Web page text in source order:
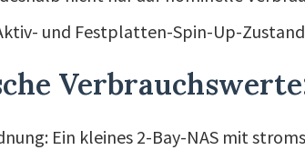
und Festplatten-Spin-Up-
Ein kleines 2-Bay-NAS mit